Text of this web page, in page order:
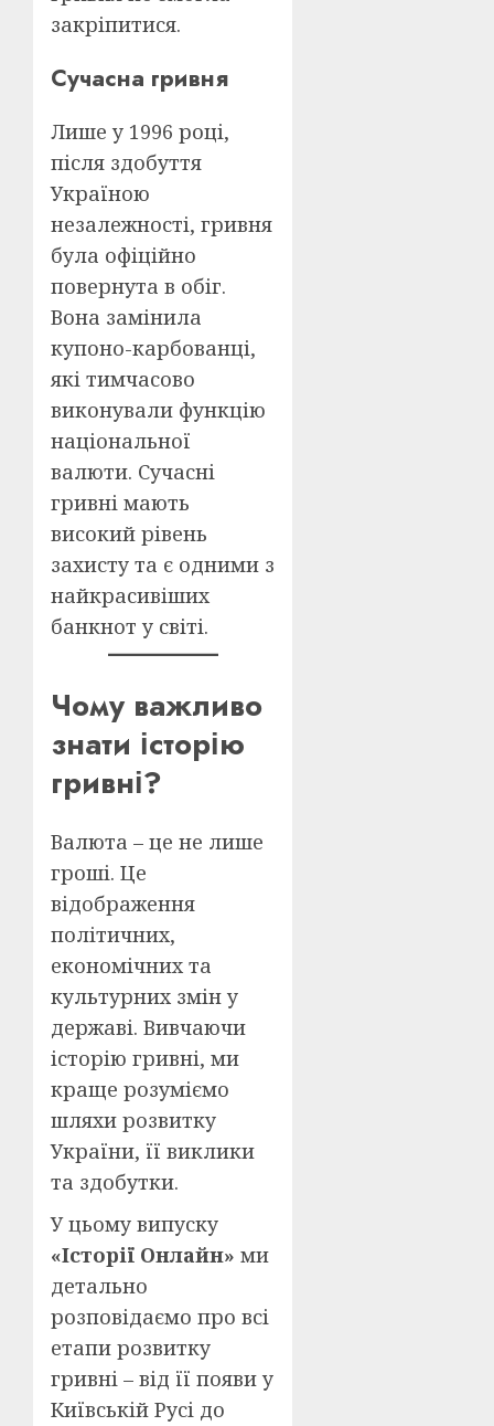
закріпитися.
Сучасна гривня
Лише у 1996 році,
після здобуття
Україною
незалежності, гривня
була офіційно
повернута в обіг.
Вона замінила
купоно-карбованці,
які тимчасово
виконували функцію
національної
валюти. Сучасні
гривні мають
високий рівень
захисту та є одними з
найкрасивіших
банкнот у світі.
Чому важливо
знати історію
гривні?
Валюта – це не лише
гроші. Це
відображення
політичних,
економічних та
культурних змін у
державі. Вивчаючи
історію гривні, ми
краще розуміємо
шляхи розвитку
України, її виклики
та здобутки.
У цьому випуску
«Історії Онлайн» ми
детально
розповідаємо про всі
етапи розвитку
гривні – від її появи у
Київській Русі до